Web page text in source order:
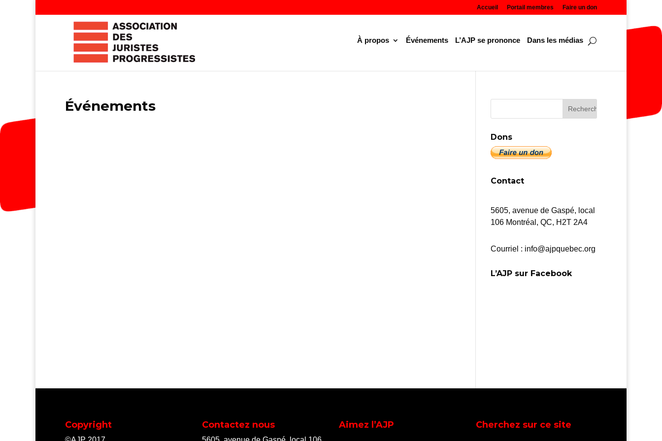
Accueil Portail membres Faire un don
À propos Événements L’AJP se prononce Dans les médias
Événements
Dons
Contact
5605, avenue de Gaspé, local
106 Montréal, QC, H2T 2A4
Courriel : info@ajpquebec.org
L’AJP sur Facebook
Copyright Contactez nous Aimez l’AJP Cherchez sur ce site